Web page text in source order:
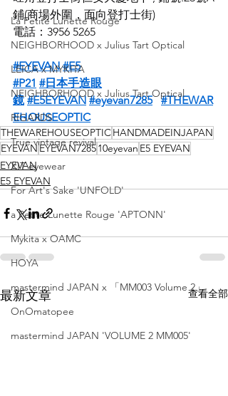
La Petite Lunette Rouge
NEIGHBORHOOD x Julius Tart Optical
LEICA x MYKITA
NEIGHBORHOOD x Julius Tart Optical
RIGARDS
True vintage revival
XIT eyewear
For Art's Sake 'UNFOLD'
a Petite Lunette Rouge 'APTONN'
Mykita x OAMC
HOYA
mastermind JAPAN x 「MM003 Volume 2」
OnOmatopee
mastermind JAPAN 'VOLUME 2 MM005'
鋪(商場外圍，面向登打士街)
電話：3956 5265
#EYEVAN #E5
#P21 #日本手造眼
鏡 #E5EYEVAN #eyevan7285
#THEWAR
EHOUSEOPTIC
THEWAREHOUSEOPTICHANDMADEINJAPAN
EYEVAN EYEVAN728510eyevan E5 EYEVAN
EYEVAN
E5 EYEVAN
最新文章 查看全部